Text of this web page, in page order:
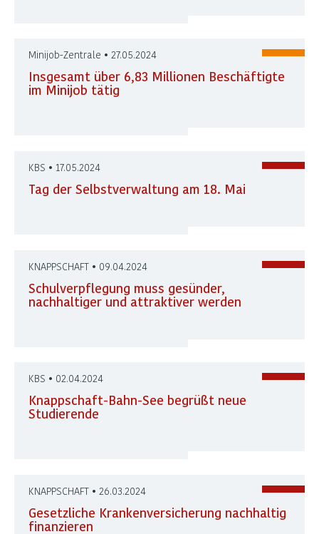
Minijob-Zentrale • 27.05.2024
Insgesamt über 6,83 Millionen Beschäftigte
im Minijob tätig
KBS • 17.05.2024
Tag der Selbstverwaltung am 18. Mai
KNAPPSCHAFT • 09.04.2024
Schulverpflegung muss gesünder,
nachhaltiger und attraktiver werden
KBS • 02.04.2024
Knappschaft-Bahn-See begrüßt neue
Studierende
KNAPPSCHAFT • 26.03.2024
Gesetzliche Krankenversicherung nachhaltig
finanzieren